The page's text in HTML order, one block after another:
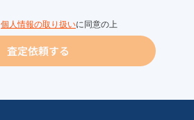
個人情報の取り扱いに同意の上
査定依頼する